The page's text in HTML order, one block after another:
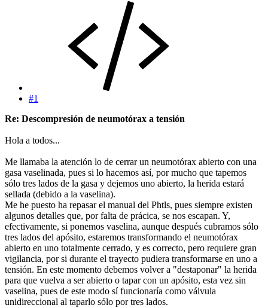
#1
Re: Descompresión de neumotórax a tensión
Hola a todos...
Me llamaba la atención lo de cerrar un neumotórax abierto con una
gasa vaselinada, pues si lo hacemos así, por mucho que tapemos
sólo tres lados de la gasa y dejemos uno abierto, la herida estará
sellada (debido a la vaselina).
Me he puesto ha repasar el manual del Phtls, pues siempre existen
algunos detalles que, por falta de prácica, se nos escapan. Y,
efectivamente, si ponemos vaselina, aunque después cubramos sólo
tres lados del apósito, estaremos transformando el neumotórax
abierto en uno totalmente cerrado, y es correcto, pero requiere gran
vigilancia, por si durante el trayecto pudiera transformarse en uno a
tensión. En este momento debemos volver a "destaponar" la herida
para que vuelva a ser abierto o tapar con un apósito, esta vez sin
vaselina, pues de este modo sí funcionaría como válvula
unidireccional al taparlo sólo por tres lados.